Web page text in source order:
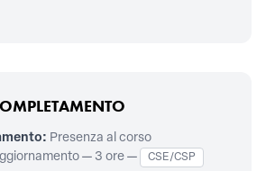
Presenza al corso
— 3 ore —
CSE/CSP